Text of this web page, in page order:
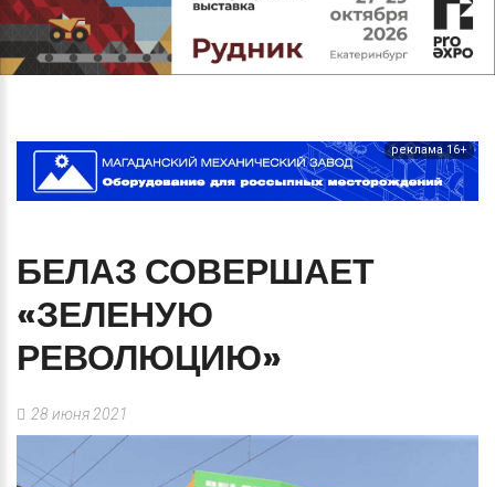
реклама 16+
БЕЛАЗ СОВЕРШАЕТ
«ЗЕЛЕНУЮ
РЕВОЛЮЦИЮ»
28 июня 2021